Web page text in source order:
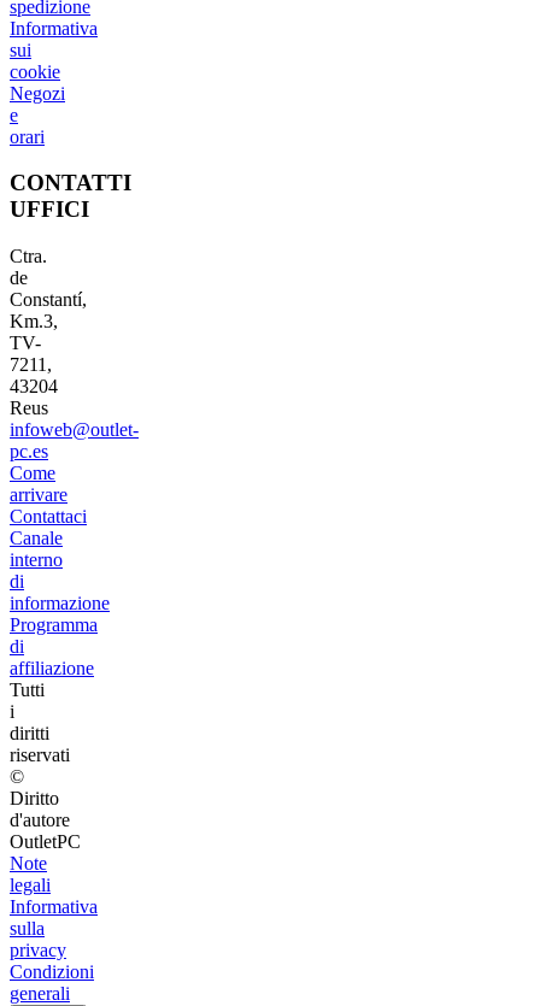
spedizione
Informativa
sui
cookie
Negozi
e
orari
CONTATTI
UFFICI
Ctra.
de
Constantí,
Km.3,
TV-
7211,
43204
Reus
infoweb@outlet-
pc.es
Come
arrivare
Contattaci
Canale
interno
di
informazione
Programma
di
affiliazione
Tutti
i
diritti
riservati
©
Diritto
d'autore
OutletPC
Note
legali
Informativa
sulla
privacy
Condizioni
generali